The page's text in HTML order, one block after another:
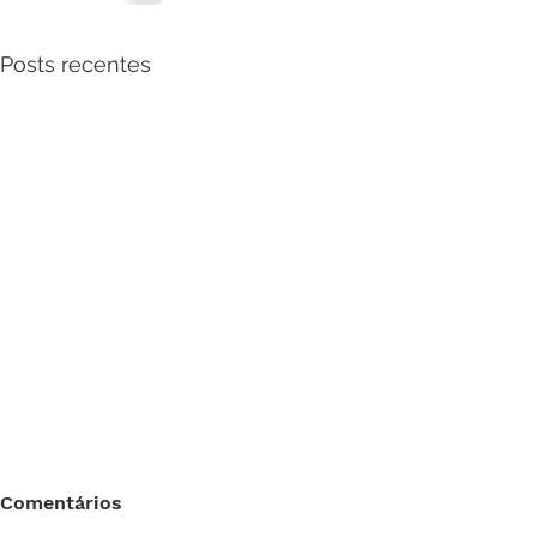
Posts recentes
Comentários